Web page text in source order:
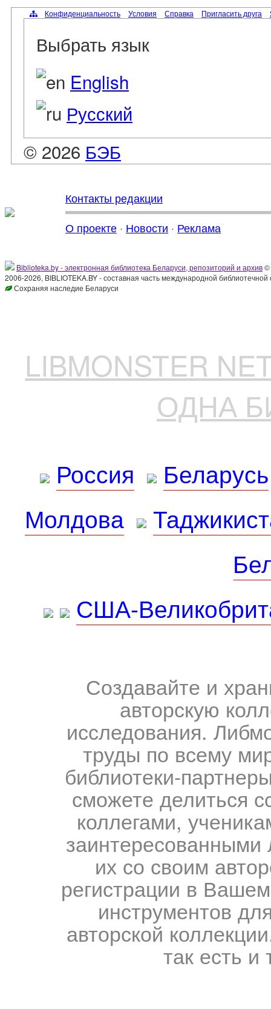
Конфиденциальность Условия Справка Пригласить друга
Выбрать язык
English
Русский
© 2026 БЭБ
Контакты редакции
О проекте · Новости · Реклама
Biblioteka.by - электронная библиотека Беларуси, репозиторий и архив©
2006-2026, BIBLIOTEKA.BY - составная часть международной
Сохраняя наследие Беларуси
LIBMONSTER
ОДНА
Россия
Беларусь
Молдова
США-
Создавайте и
авторскую
исследования.
труды по всему
библиотеки-
сможете делиться
коллегами,
их со своим
регистрации в
инструментов
авторской
так есть и